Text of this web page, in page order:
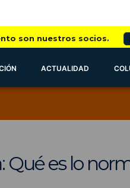
son nuestros socios.
ACTUALIDAD
Qué es lo